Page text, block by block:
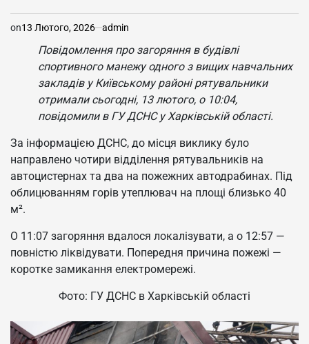
on13 Лютого, 2026 admin
Повідомлення про загоряння в будівлі
спортивного манежу одного з вищих навчальних
закладів у Київському районі рятувальники
отримали сьогодні, 13 лютого, о 10:04,
повідомили в ГУ ДСНС у Харківській області.
За інформацією ДСНС, до місця виклику було
направлено чотири відділення рятувальників на
автоцистернах та два на пожежних автодрабинах. Під
облицюванням горів утеплювач на площі близько 40
м².
О 11:07 загоряння вдалося локалізувати, а о 12:57 —
повністю ліквідувати. Попередня причина пожежі —
коротке замикання електромережі.
Фото: ГУ ДСНС в Харківській області